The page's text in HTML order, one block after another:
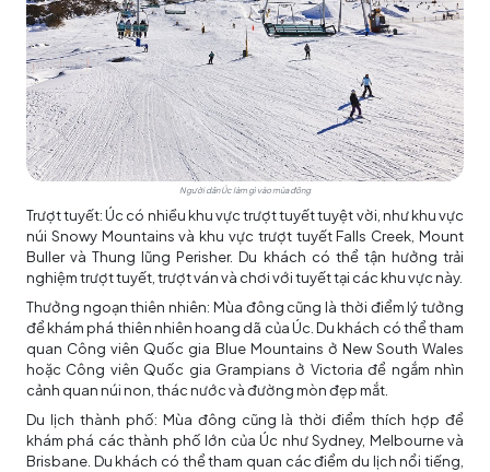
Người dân Úc làm gì vào mùa đông
Trượt tuyết: Úc có nhiều khu vực trượt tuyết tuyệt vời, như khu vực
núi Snowy Mountains và khu vực trượt tuyết Falls Creek, Mount
Buller và Thung lũng Perisher. Du khách có thể tận hưởng trải
nghiệm trượt tuyết, trượt ván và chơi với tuyết tại các khu vực này.
Thưởng ngoạn thiên nhiên: Mùa đông cũng là thời điểm lý tưởng
để khám phá thiên nhiên hoang dã của Úc. Du khách có thể tham
quan Công viên Quốc gia Blue Mountains ở New South Wales
hoặc Công viên Quốc gia Grampians ở Victoria để ngắm nhìn
cảnh quan núi non, thác nước và đường mòn đẹp mắt.
Du lịch thành phố: Mùa đông cũng là thời điểm thích hợp để
khám phá các thành phố lớn của Úc như Sydney, Melbourne và
Brisbane. Du khách có thể tham quan các điểm du lịch nổi tiếng,